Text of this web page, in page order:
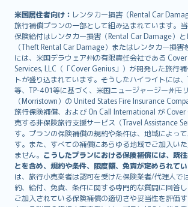
米国居住者向け： レンタカー損害（Rental Car
旅行補償プランの一部として組み込まれています。
保険給付はレンタカー損害（Rental Car Damage）
（Theft Rental Car Damage）またはレンタカー損害
には、米国デラウェア州の有限責任会社である
Services, LLC（「Cover Genius」）が開発した旅行
トが盛り込まれています。そうしたハイライトには
等、TP-401等に基づく、米国ニュージャージー州モ
（Morristown）の United States Fire Insurance
旅行保険補償、および On Call International が
売する非保険旅行支援サービス（Travel Assistance
す。プランの保険補償の規約や条件は、地域によっ
す。また、すべての補償にあらゆる地域でご加入い
ません。 こうしたプランにおける保険補償には、既
とを含め、規約や条件、限度額、免責が定められてい
は、旅行小売業者は認可を受けた保険業者/代理人で
約、給付、免責、条件に関する専門的な質問に回答
ご加入されている保険補償の適切さや妥当性を評価